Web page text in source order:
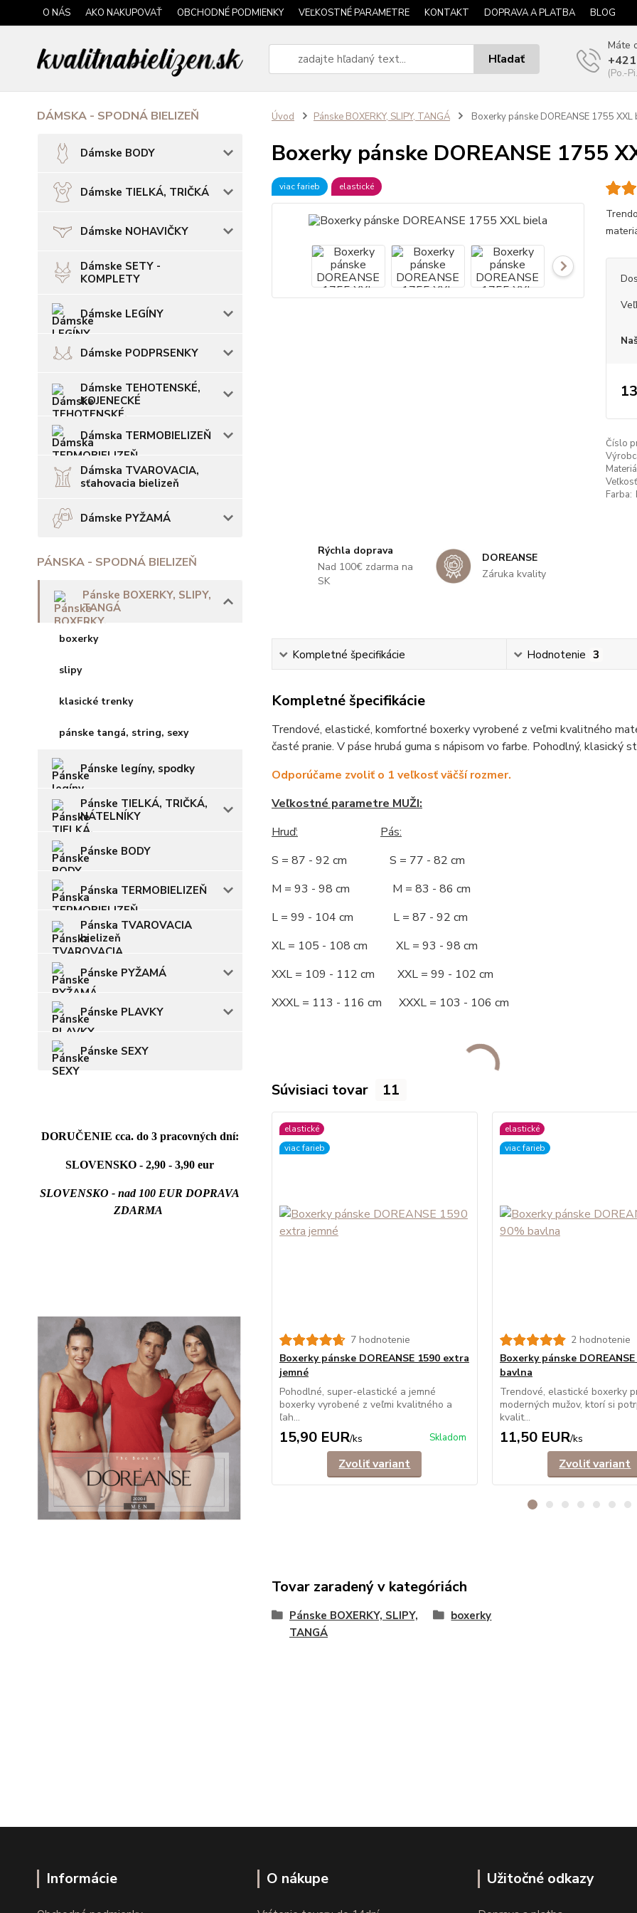
O NÁS AKO NAKUPOVAŤ OBCHODNÉ PODMIENKY VEĽKOSTNÉ PARAMETRE KONTAKT DOPRAVA A PLATBA BLOG
Hľadať
Máte
(Po.-
DÁMSKA - SPODNÁ BIELIZEŇ
Dámske BODY
Dámske TIELKÁ, TRIČKÁ
Dámske NOHAVIČKY
Dámske SETY -
KOMPLETY
Dámske LEGÍNY
Dámske PODPRSENKY
Dámske TEHOTENSKÉ,
KOJENECKÉ
Dámska TERMOBIELIZEŇ
Dámska TVAROVACIA,
sťahovacia bielizeň
Dámske PYŽAMÁ
PÁNSKA - SPODNÁ BIELIZEŇ
Pánske BOXERKY, SLIPY,
TANGÁ
boxerky
slipy
klasické trenky
pánske tangá, string, sexy
Pánske legíny, spodky
Pánske TIELKÁ, TRIČKÁ,
NÁTELNÍKY
Pánske BODY
Pánska TERMOBIELIZEŇ
Pánska TVAROVACIA
bielizeň
Pánske PYŽAMÁ
Pánske PLAVKY
Pánske SEXY
DORUČENIE cca. do 3 pracovných dní:
SLOVENSKO - 2,90 - 3,90 eur
SLOVENSKO - nad 100 EUR DOPRAVA
ZDARMA
Úvod Pánske BOXERKY, SLIPY, TANGÁ Boxerky pánske DOREANSE 1755 XXL
Boxerky pánske DOREANSE 1755
viac farieb elastické
Číslo
Farba:
Rýchla doprava
Nad 100€ zdarma na
SK
DOREANSE
Záruka kvality
Kompletné špecifikácie Hodnotenie 3
Kompletné špecifikácie
Trendové, elastické, komfortné boxerky vyrobené z veľmi kvalitného
časté pranie. V páse hrubá guma s nápisom vo farbe. Pohodlný, klasický
Odporúčame zvoliť o 1 veľkosť väčší rozmer.
Veľkostné parametre MUŽI:
Hruď:
Pás:
S = 87 - 92 cm S = 77 - 82 cm
M = 93 - 98 cm M = 83 - 86 cm
L = 99 - 104 cm L = 87 - 92 cm
XL = 105 - 108 cm XL = 93 - 98 cm
XXL = 109 - 112 cm XXL = 99 - 102 cm
XXXL = 113 - 116 cm XXXL = 103 - 106 cm
Súvisiaci tovar 11
elastické
viac farieb
7 hodnotenie
Boxerky pánske DOREANSE 1590 extra
jemné
Pohodlné, super-elastické a jemné
boxerky vyrobené z veľmi kvalitného a
ľah...
15,90 EUR/ks Skladom
Zvoliť variant
elastické
viac farieb
2 hodnotenie
Boxerky pánske
bavlna
Trendové, elastické boxerky
moderných mužov, ktorí si
kvalit...
11,50 EUR/ks
Zvoliť variant
Tovar zaradený v kategóriách
Pánske BOXERKY, SLIPY,
TANGÁ
boxerky
Informácie O nákupe Užitočné odkazy